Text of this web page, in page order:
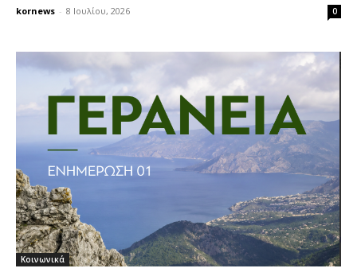
kornews - 8 Ιουλίου, 2026 0
Κοινωνικά